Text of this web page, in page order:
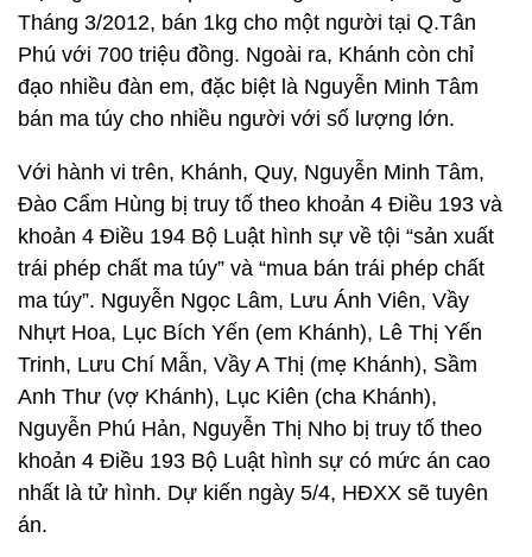
Tháng 3/2012, bán 1kg cho một người tại Q.Tân
Phú với 700 triệu đồng. Ngoài ra, Khánh còn chỉ
đạo nhiều đàn em, đặc biệt là Nguyễn Minh Tâm
bán ma túy cho nhiều người với số lượng lớn.
Với hành vi trên, Khánh, Quy, Nguyễn Minh Tâm,
Đào Cẩm Hùng bị truy tố theo khoản 4 Điều 193 và
khoản 4 Điều 194 Bộ Luật hình sự về tội “sản xuất
trái phép chất ma túy” và “mua bán trái phép chất
ma túy”. Nguyễn Ngọc Lâm, Lưu Ánh Viên, Vầy
Nhựt Hoa, Lục Bích Yến (em Khánh), Lê Thị Yến
Trinh, Lưu Chí Mẫn, Vầy A Thị (mẹ Khánh), Sầm
Anh Thư (vợ Khánh), Lục Kiên (cha Khánh),
Nguyễn Phú Hản, Nguyễn Thị Nho bị truy tố theo
khoản 4 Điều 193 Bộ Luật hình sự có mức án cao
nhất là tử hình. Dự kiến ngày 5/4, HĐXX sẽ tuyên
án.